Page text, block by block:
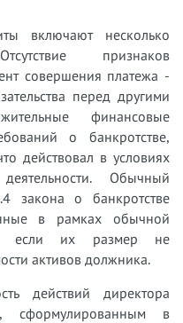
включают несколько
признаков
совершения платежа -
перед другими
финансовые
о банкротстве,
действовал в условиях
Обычный
закона о банкротстве
в рамках обычной
если их размер не
активов должника.
действий директора
сформулированным в